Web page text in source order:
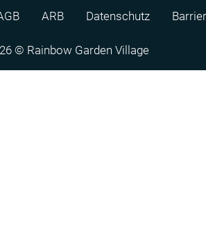
ARB Datenschutz
© Rainbow Garden Village